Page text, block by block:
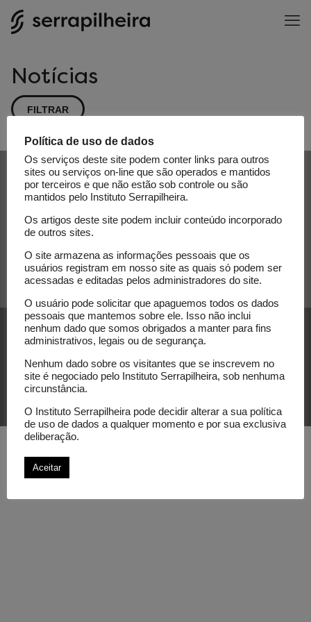
Notícias
FILTRAR
Subscribe to our newsletter
© Instituto Serrapilheira. All rights reserved.
Política de uso de dados
Os serviços deste site podem conter links para outros
sites ou serviços on-line que são operados e mantidos
por terceiros e que não estão sob controle ou são
mantidos pelo Instituto Serrapilheira.
Os artigos deste site podem incluir conteúdo incorporado
de outros sites.
O site armazena as informações pessoais que os
usuários registram em nosso site as quais só podem ser
acessadas e editadas pelos administradores do site.
O usuário pode solicitar que apaguemos todos os dados
pessoais que mantemos sobre ele. Isso não inclui
nenhum dado que somos obrigados a manter para fins
administrativos, legais ou de segurança.
Nenhum dado sobre os visitantes que se inscrevem no
site é negociado pelo Instituto Serrapilheira, sob nenhuma
circunstância.
O Instituto Serrapilheira pode decidir alterar a sua política
de uso de dados a qualquer momento e por sua exclusiva
deliberação.
Aceitar